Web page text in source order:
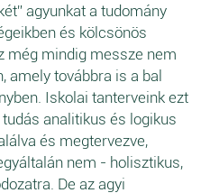
agyunkat a tudomány
és kölcsönös
még mindig messze nem
amely továbbra is a bal
Iskolai tanterveink ezt
analitikus és logikus
és megtervezve,
nem - holisztikus,
De az agyi